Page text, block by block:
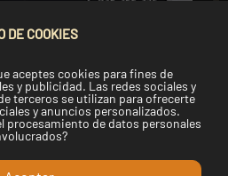
Sabadell, Barcelona,
DE COOKIES
aceptes cookies para fines de
y publicidad. Las redes sociales y
terceros se utilizan para ofrecerte
y anuncios personalizados.
procesamiento de datos personales